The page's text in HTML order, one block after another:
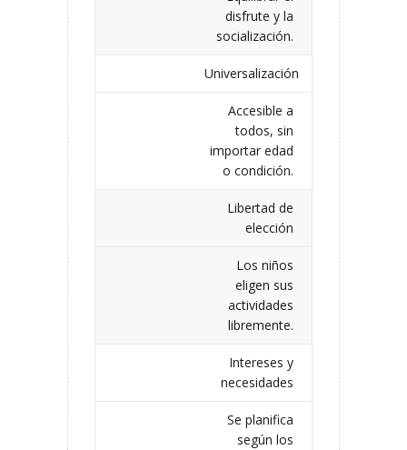
disfrute y la
socialización.
Universalización
Accesible a
todos, sin
importar edad
o condición.
Libertad de
elección
Los niños
eligen sus
actividades
libremente.
Intereses y
necesidades
Se planifica
según los